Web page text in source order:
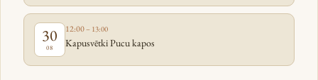
30
08
12:00– 13:00
Kapusvētki Pucu kapos